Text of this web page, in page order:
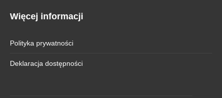
Więcej informacji
Polityka prywatności
Deklaracja dostępności